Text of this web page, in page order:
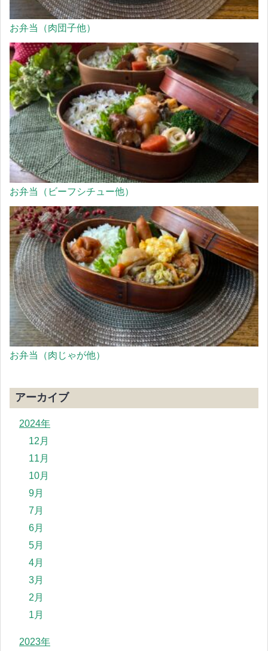
お弁当（肉団子他）
お弁当（ビーフシチュー他）
お弁当（肉じゃが他）
アーカイブ
2024年
12月
11月
10月
9月
7月
6月
5月
4月
3月
2月
1月
2023年